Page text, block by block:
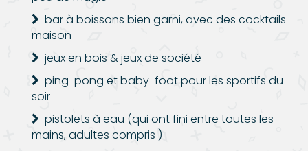
bar à boissons bien garni, avec des cocktails
maison
jeux en bois & jeux de société
ping-pong et baby-foot pour les sportifs du
soir
pistolets à eau (qui ont fini entre toutes les
mains, adultes compris )